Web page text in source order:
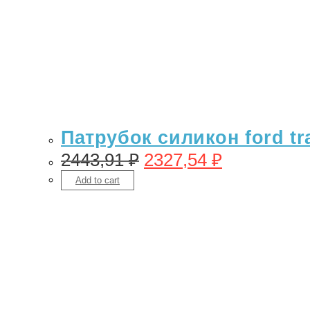
Патрубок силикон ford
2443,91₽ 2327,54 ₽
Add to cart